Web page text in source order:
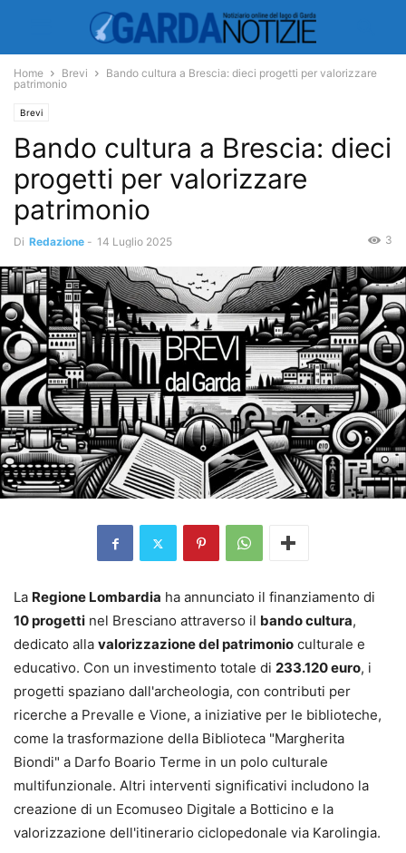
Home Brevi
Bando cultura a Brescia: dieci progetti per valorizzare
patrimonio
Brevi
Bando cultura a Brescia: dieci
progetti per valorizzare
patrimonio
Di Redazione - 14 Luglio 2025 3
La Regione Lombardia ha annunciato il finanziamento di
10 progetti nel Bresciano attraverso il bando cultura,
dedicato alla valorizzazione del patrimonio culturale e
educativo. Con un investimento totale di 233.120 euro, i
progetti spaziano dall'archeologia, con contributi per
ricerche a Prevalle e Vione, a iniziative per le biblioteche,
come la trasformazione della Biblioteca "Margherita
Biondi" a Darfo Boario Terme in un polo culturale
multifunzionale. Altri interventi significativi includono la
creazione di un Ecomuseo Digitale a Botticino e la
valorizzazione dell'itinerario ciclopedonale via Karolingia.